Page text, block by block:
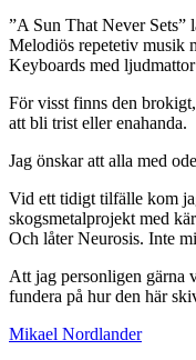
”A Sun That Never Sets”
Melodiös repetetiv musik
Keyboards med
För visst finns den
att bli trist eller enahanda.
Jag önskar att alla med
Vid ett tidigt tilfälle kom
skogsmetalprojekt med
Och låter Neurosis. Inte
Att jag personligen gärna
fundera på hur den här
Mikael Nordlander